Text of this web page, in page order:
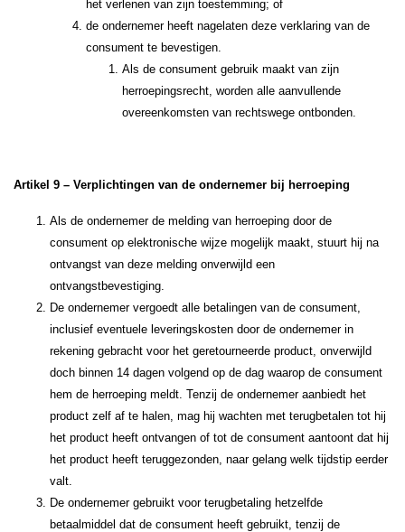
het verlenen van zijn toestemming; of
de ondernemer heeft nagelaten deze verklaring van de
consument te bevestigen.
Als de consument gebruik maakt van zijn
herroepingsrecht, worden alle aanvullende
overeenkomsten van rechtswege ontbonden.
Artikel 9 – Verplichtingen van de ondernemer bij herroeping
Als de ondernemer de melding van herroeping door de
consument op elektronische wijze mogelijk maakt, stuurt hij na
ontvangst van deze melding onverwijld een
ontvangstbevestiging.
De ondernemer vergoedt alle betalingen van de consument,
inclusief eventuele leveringskosten door de ondernemer in
rekening gebracht voor het geretourneerde product, onverwijld
doch binnen 14 dagen volgend op de dag waarop de consument
hem de herroeping meldt. Tenzij de ondernemer aanbiedt het
product zelf af te halen, mag hij wachten met terugbetalen tot hij
het product heeft ontvangen of tot de consument aantoont dat hij
het product heeft teruggezonden, naar gelang welk tijdstip eerder
valt.
De ondernemer gebruikt voor terugbetaling hetzelfde
betaalmiddel dat de consument heeft gebruikt, tenzij de